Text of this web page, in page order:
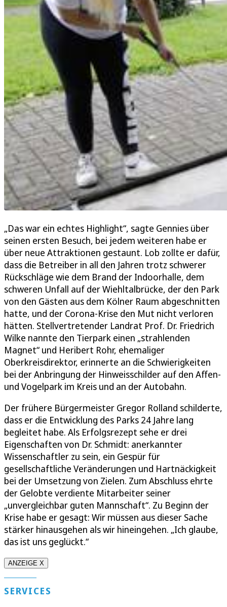
„Das war ein echtes Highlight“, sagte Gennies über
seinen ersten Besuch, bei jedem weiteren habe er
über neue Attraktionen gestaunt. Lob zollte er dafür,
dass die Betreiber in all den Jahren trotz schwerer
Rückschläge wie dem Brand der Indoorhalle, dem
schweren Unfall auf der Wiehltalbrücke, der den Park
von den Gästen aus dem Kölner Raum abgeschnitten
hatte, und der Corona-Krise den Mut nicht verloren
hätten. Stellvertretender Landrat Prof. Dr. Friedrich
Wilke nannte den Tierpark einen „strahlenden
Magnet“ und Heribert Rohr, ehemaliger
Oberkreisdirektor, erinnerte an die Schwierigkeiten
bei der Anbringung der Hinweisschilder auf den Affen-
und Vogelpark im Kreis und an der Autobahn.
Der frühere Bürgermeister Gregor Rolland schilderte,
dass er die Entwicklung des Parks 24 Jahre lang
begleitet habe. Als Erfolgsrezept sehe er drei
Eigenschaften von Dr. Schmidt: anerkannter
Wissenschaftler zu sein, ein Gespür für
gesellschaftliche Veränderungen und Hartnäckigkeit
bei der Umsetzung von Zielen. Zum Abschluss ehrte
der Gelobte verdiente Mitarbeiter seiner
„unvergleichbar guten Mannschaft“. Zu Beginn der
Krise habe er gesagt: Wir müssen aus dieser Sache
stärker hinausgehen als wir hineingehen. „Ich glaube,
das ist uns geglückt.“
ANZEIGE X
SERVICES